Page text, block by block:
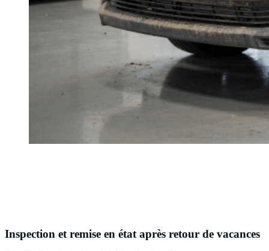
Inspection et remise en état après retour de vacances